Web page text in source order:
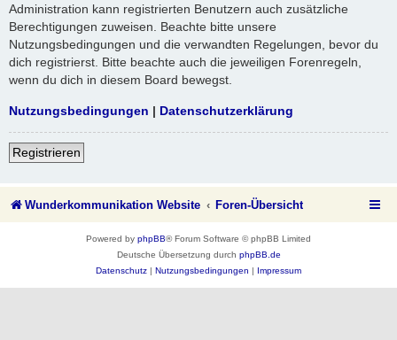
Administration kann registrierten Benutzern auch zusätzliche
Berechtigungen zuweisen. Beachte bitte unsere
Nutzungsbedingungen und die verwandten Regelungen, bevor du
dich registrierst. Bitte beachte auch die jeweiligen Forenregeln,
wenn du dich in diesem Board bewegst.
Nutzungsbedingungen | Datenschutzerklärung
Registrieren
Wunderkommunikation Website Foren-Übersicht
Powered by phpBB® Forum Software © phpBB Limited
Deutsche Übersetzung durch phpBB.de
Datenschutz | Nutzungsbedingungen | Impressum